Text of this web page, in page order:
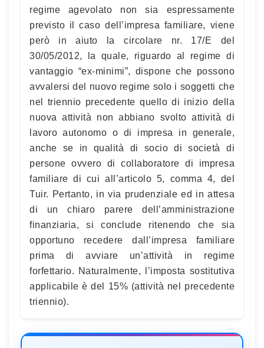
regime agevolato non sia espressamente
previsto il caso dell’impresa familiare, viene
però in aiuto la circolare nr. 17/E del
30/05/2012, la quale, riguardo al regime di
vantaggio “ex-minimi”, dispone che possono
avvalersi del nuovo regime solo i soggetti che
nel triennio precedente quello di inizio della
nuova attività non abbiano svolto attività di
lavoro autonomo o di impresa in generale,
anche se in qualità di socio di società di
persone ovvero di collaboratore di impresa
familiare di cui all’articolo 5, comma 4, del
Tuir. Pertanto, in via prudenziale ed in attesa
di un chiaro parere dell’amministrazione
finanziaria, si conclude ritenendo che sia
opportuno recedere dall’impresa familiare
prima di avviare un’attività in regime
forfettario. Naturalmente, l’imposta sostitutiva
applicabile è del 15% (attività nel precedente
triennio).